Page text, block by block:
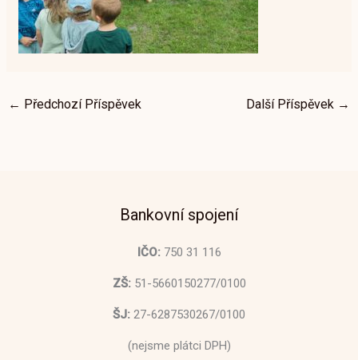
← Předchozí Příspěvek Další Příspěvek →
Bankovní spojení
IČO:750 31 116
ZŠ:51-5660150277/0100
ŠJ: 27-6287530267/0100
(nejsme plátci DPH)